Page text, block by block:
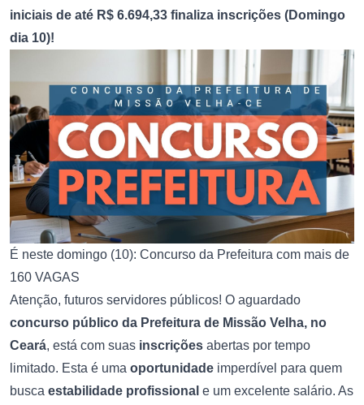
iniciais de até R$ 6.694,33 finaliza inscrições (Domingo
dia 10)!
É neste domingo (10): Concurso da Prefeitura com mais de
160 VAGAS
Atenção, futuros servidores públicos! O aguardado
concurso público da Prefeitura de Missão Velha, no
Ceará, está com suas inscrições abertas por tempo
limitado. Esta é uma oportunidade imperdível para quem
busca estabilidade profissional e um excelente salário. As